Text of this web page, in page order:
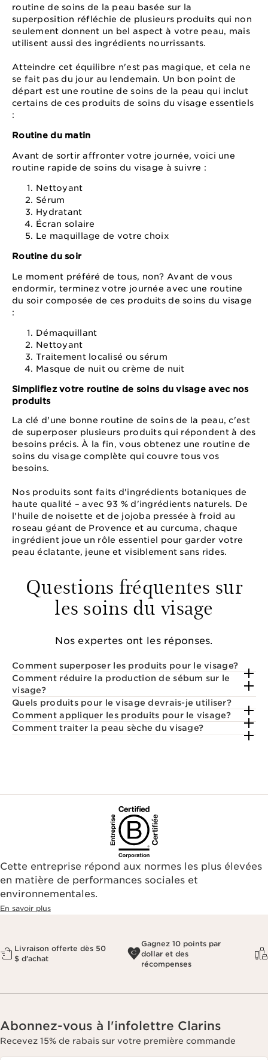
routine de soins de la peau basée sur la
superposition réfléchie de plusieurs produits qui non
seulement donnent un bel aspect à votre peau, mais
utilisent aussi des ingrédients nourrissants.
Atteindre cet équilibre n'est pas magique, et cela ne
se fait pas du jour au lendemain. Un bon point de
départ est une routine de soins de la peau qui inclut
certains de ces produits de soins du visage essentiels
:
Routine du matin
Avant de sortir affronter votre journée, voici une
routine rapide de soins du visage à suivre :
Nettoyant
Sérum
Hydratant
Écran solaire
Le maquillage de votre choix
Routine du soir
Le moment préféré de tous, non? Avant de vous
endormir, terminez votre journée avec une routine
du soir composée de ces produits de soins du visage
:
Démaquillant
Nettoyant
Traitement localisé ou sérum
Masque de nuit ou crème de nuit
Simplifiez votre routine de soins du visage avec nos
produits
La clé d'une bonne routine de soins de la peau, c'est
de superposer plusieurs produits qui répondent à des
besoins précis. À la fin, vous obtenez une routine de
soins du visage complète qui couvre tous vos
besoins.
Nos produits sont faits d'ingrédients botaniques de
haute qualité – avec 93 % d'ingrédients naturels. De
l'huile de noisette et de jojoba pressée à froid au
roseau géant de Provence et au curcuma, chaque
ingrédient joue un rôle essentiel pour garder votre
peau éclatante, jeune et visiblement sans rides.
Questions fréquentes sur
les soins du visage
Nos expertes ont les réponses.
Comment superposer les produits pour le visage?
Comment réduire la production de sébum sur le
visage?
Quels produits pour le visage devrais-je utiliser?
Comment appliquer les produits pour le visage?
Comment traiter la peau sèche du visage?
Cette entreprise répond aux normes les plus élevées
en matière de performances sociales et
environnementales.​
En savoir plus
Livraison offerte dès 50
$ d'achat
Gagnez 10 points par
dollar et des
récompenses
Abonnez-vous à l'infolettre Clarins
Recevez 15% de rabais sur votre première commande